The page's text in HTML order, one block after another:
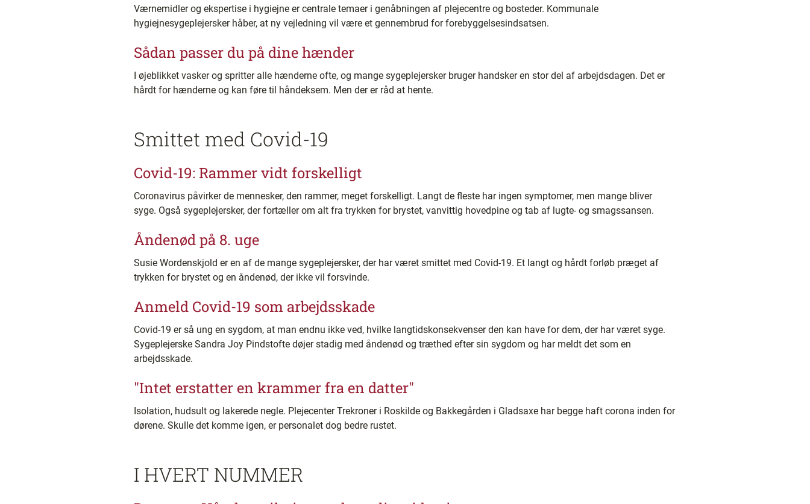
Værnemidler og ekspertise i hygiejne er centrale temaer i genåbningen af plejecentre og bosteder. Kommunale
hygiejnesygeplejersker håber, at ny vejledning vil være et gennembrud for forebyggelsesindsatsen.
Sådan passer du på dine hænder
I øjeblikket vasker og spritter alle hænderne ofte, og mange sygeplejersker bruger handsker en stor del af arbejdsdagen. Det er
hårdt for hænderne og kan føre til håndeksem. Men der er råd at hente.
Smittet med Covid-19
Covid-19: Rammer vidt forskelligt
Coronavirus påvirker de mennesker, den rammer, meget forskelligt. Langt de fleste har ingen symptomer, men mange bliver
syge. Også sygeplejersker, der fortæller om alt fra trykken for brystet, vanvittig hovedpine og tab af lugte- og smagssansen.
Åndenød på 8. uge
Susie Wordenskjold er en af de mange sygeplejersker, der har været smittet med Covid-19. Et langt og hårdt forløb præget af
trykken for brystet og en åndenød, der ikke vil forsvinde.
Anmeld Covid-19 som arbejdsskade
Covid-19 er så ung en sygdom, at man endnu ikke ved, hvilke langtidskonsekvenser den kan have for dem, der har været syge.
Sygeplejerske Sandra Joy Pindstofte døjer stadig med åndenød og træthed efter sin sygdom og har meldt det som en
arbejdsskade.
"Intet erstatter en krammer fra en datter"
Isolation, hudsult og lakerede negle. Plejecenter Trekroner i Roskilde og Bakkegården i Gladsaxe har begge haft corona inden for
dørene. Skulle det komme igen, er personalet dog bedre rustet.
I HVERT NUMMER